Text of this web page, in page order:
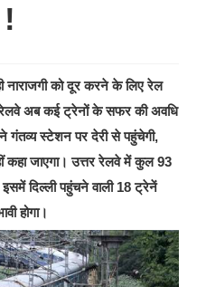
नाराजगी को दूर करने के लिए रेल
रेलवे अब कई ट्रेनों के सफर की अवधि
गंतव्य स्टेशन पर देरी से पहुंचेगी,
जाएगा। उत्तर रेलवे में कुल 93
दिल्ली पहुंचने वाली 18 ट्रेनें
होगा।